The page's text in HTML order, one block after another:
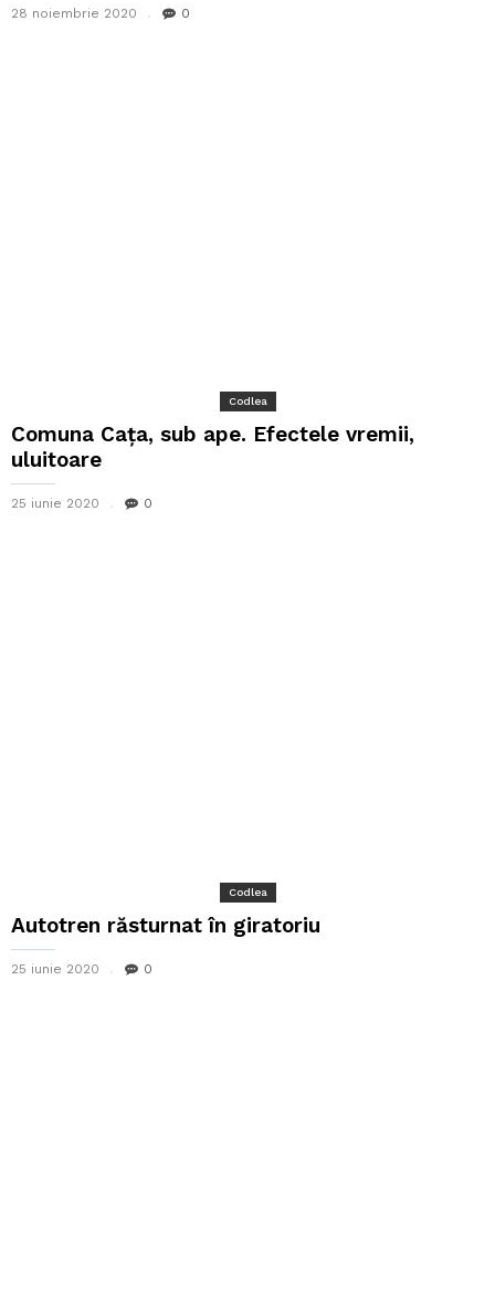
28 noiembrie 2020 0
Codlea
Comuna Cața, sub ape. Efectele vremii,
uluitoare
25 iunie 2020 0
Codlea
Autotren răsturnat în giratoriu
25 iunie 2020 0